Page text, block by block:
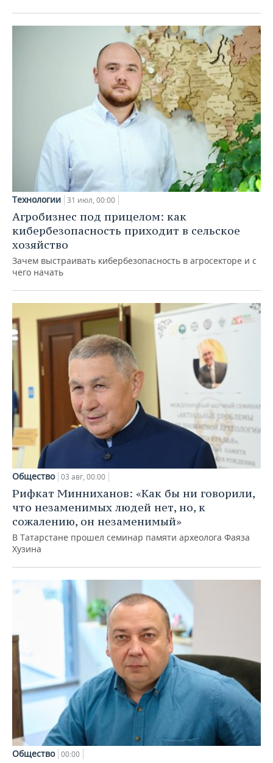
Технологии 31 июл, 00:00
Агробизнес под прицелом: как
кибербезопасность приходит в сельское
хозяйство
Зачем выстраивать кибербезопасность в агросекторе и с
чего начать
Общество 03 авг, 00:00
Рифкат Минниханов: «Как бы ни говорили,
что незаменимых людей нет, но, к
сожалению, он незаменимый»
В Татарстане прошел семинар памяти археолога Фаяза
Хузина
Общество 00:00